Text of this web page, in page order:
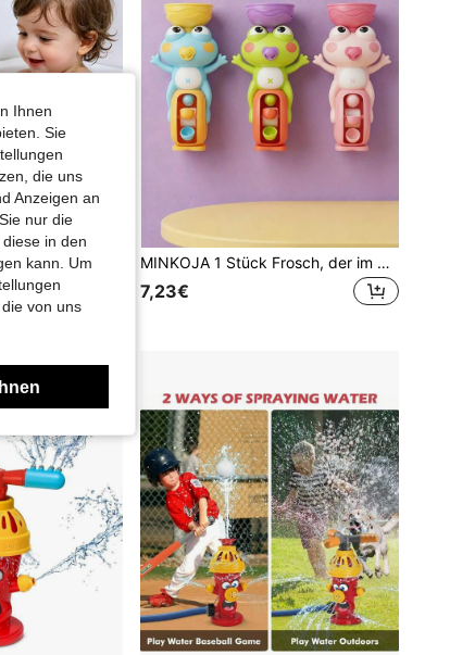
MINKOJA 1 Stück Frosch, der im Wasser spielt, Drehspielzeug für Kinderbecken und Badezimmer, Ostern, Ostergeschenk, Kindertag, Kinderspielzeug, Strandspielzeug, Poolspielzeug, Wasserspielzeug, Kindersprenkel
7,23€
Ihnen
Sie
die uns
Anzeigen an
nur die
in den
kann. Um
von uns